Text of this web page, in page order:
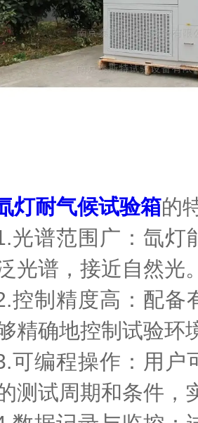
灯耐气候试验箱的
谱范围广：氙灯
光谱，接近自然光
制精度高：配备
精确地控制试验环
编程操作：用户
测试周期和条件，